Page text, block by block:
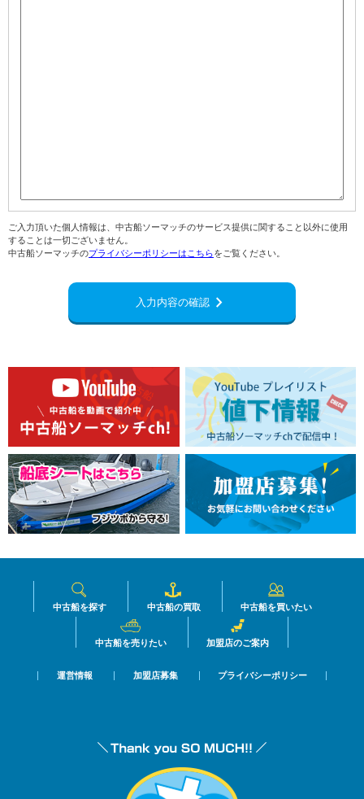
ご入力頂いた個人情報は、中古船ソーマッチのサービス提供に関すること以外に使用
することは一切ございません。
中古船ソーマッチのプライバシーポリシーはこちらをご覧ください。
入力内容の確認navigate_next
中古船を探す 中古船の買取 中古船を買いたい
中古船を売りたい 加盟店のご案内
運営情報 加盟店募集 プライバシーポリシー